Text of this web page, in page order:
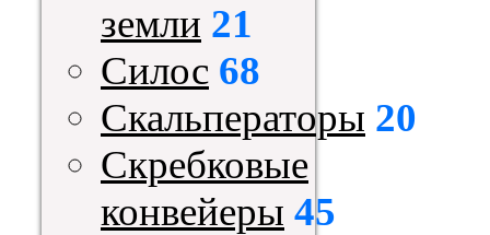
земли 21
Силос 68
Скальператоры 20
Скребковые
конвейеры 45